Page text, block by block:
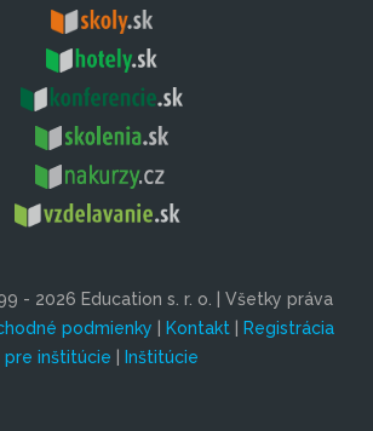
- 2026 Education s. r. o. | Všetky práva
podmienky | Kontakt| Registrácia
pre inštitúcie | Inštitúcie